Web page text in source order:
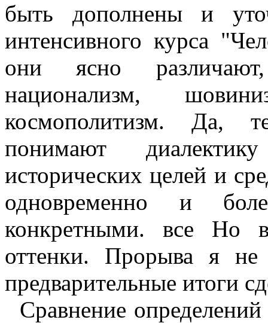
быть дополнены и
интенсивного курса
они ясно
национализм,
космополитизм. Да,
понимают
исторических целей и
одновременно и
конкретными. все Но
оттенки. Прорыва я
предварительные итоги
Сравнение